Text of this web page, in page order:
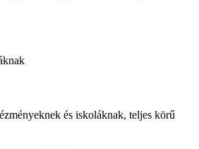
és iskoláknak, teljes körű